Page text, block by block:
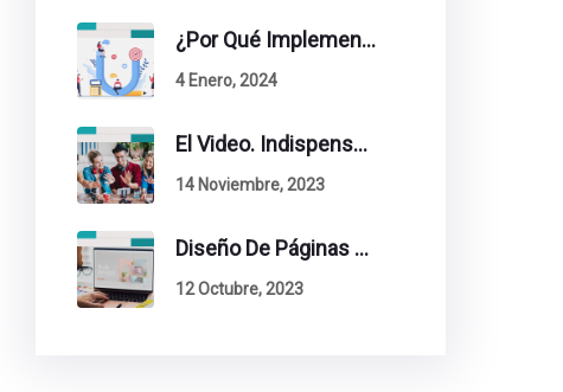
¿Por Qué Implementar La Metodología Inbound Marketing En Tu Empresa?
4 Enero, 2024
El Video. Indispensable En Tu Estrategia De Contenidos.
14 Noviembre, 2023
Diseño De Páginas Web. Esto Debe Tener Un Sitio Exitoso.
12 Octubre, 2023